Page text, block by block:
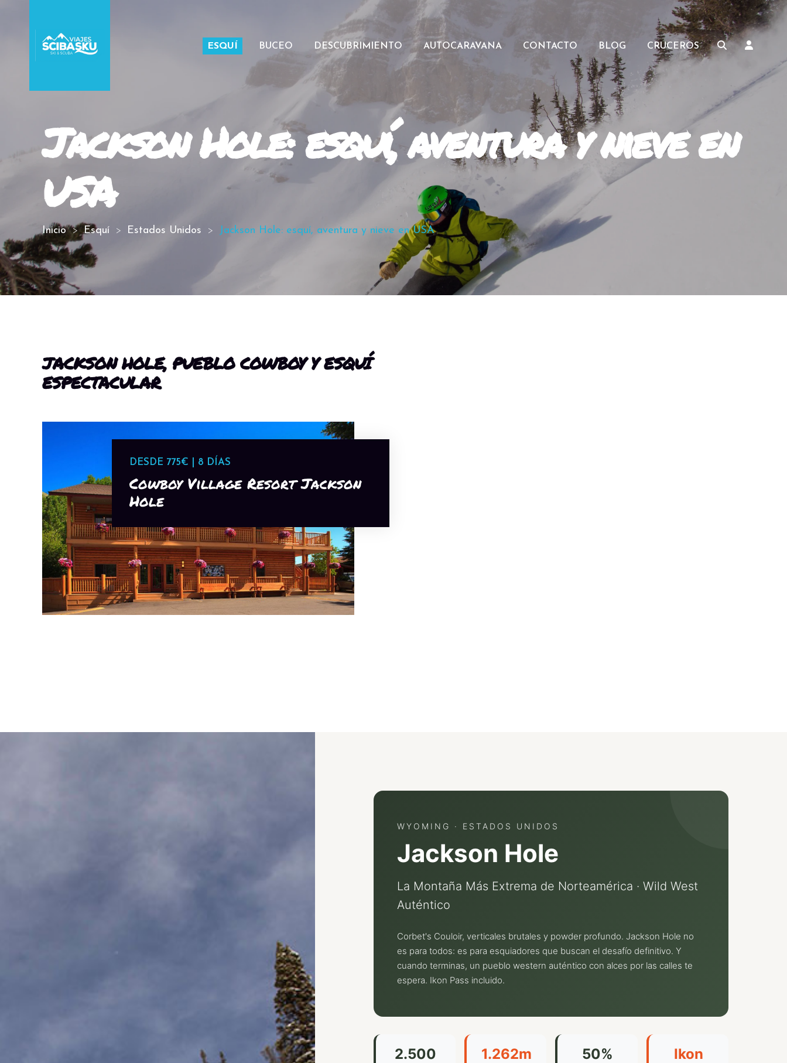
ESQUÍ BUCEO DESCUBRIMIENTO AUTOCARAVANA CONTACTO BLOG CRUCEROS
Jackson Hole: esquí, aventura y nieve en
USA
Inicio Esquí Estados Unidos Jackson Hole: esquí, aventura y nieve en USA
JACKSON HOLE, PUEBLO COWBOY Y ESQUÍ
ESPECTACULAR
DESDE 775€ | 8 DÍAS
Cowboy Village Resort Jackson
Hole
WYOMING · ESTADOS UNIDOS
Jackson Hole
La Montaña Más Extrema de Norteamérica · Wild West
Auténtico
Corbet's Couloir, verticales brutales y powder profundo. Jackson Hole no
es para todos: es para esquiadores que buscan el desafío definitivo. Y
cuando terminas, un pueblo western auténtico con alces por las calles te
espera. Ikon Pass incluido.
2.500 1.262m 50% Ikon